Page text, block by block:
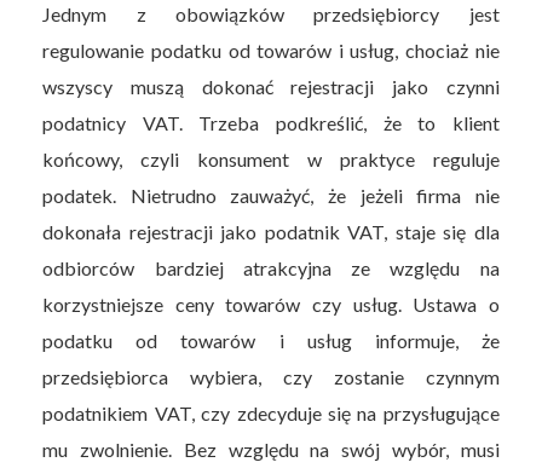
Jednym z obowiązków przedsiębiorcy jest
regulowanie podatku od towarów i usług, chociaż nie
wszyscy muszą dokonać rejestracji jako czynni
podatnicy VAT. Trzeba podkreślić, że to klient
końcowy, czyli konsument w praktyce reguluje
podatek. Nietrudno zauważyć, że jeżeli firma nie
dokonała rejestracji jako podatnik VAT, staje się dla
odbiorców bardziej atrakcyjna ze względu na
korzystniejsze ceny towarów czy usług. Ustawa o
podatku od towarów i usług informuje, że
przedsiębiorca wybiera, czy zostanie czynnym
podatnikiem VAT, czy zdecyduje się na przysługujące
mu zwolnienie. Bez względu na swój wybór, musi